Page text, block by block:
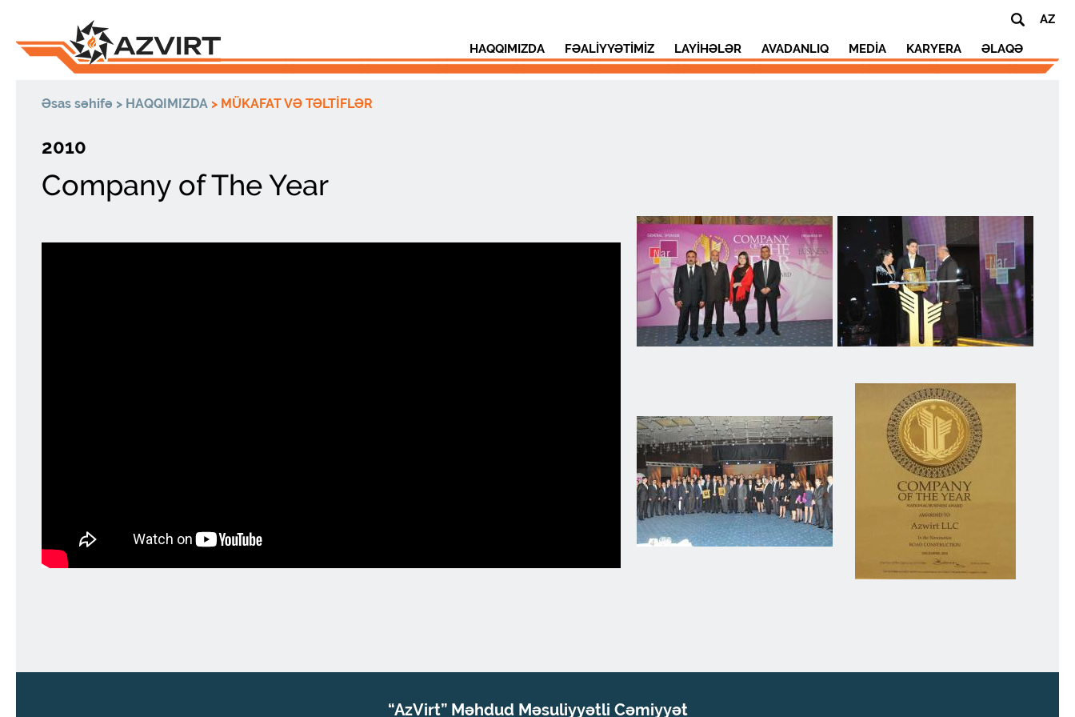
HAQQIMIZDA FƏALİYYƏTİMİZ LAYİHƏLƏR AVADANLIQ MEDİA KARYERA ƏLAQƏ
AZ
Əsas səhifə > HAQQIMIZDA > MÜKAFAT VƏ TƏLTİFLƏR
2010
Company of The Year
“AzVirt” Məhdud Məsuliyyətli Cəmiyyət